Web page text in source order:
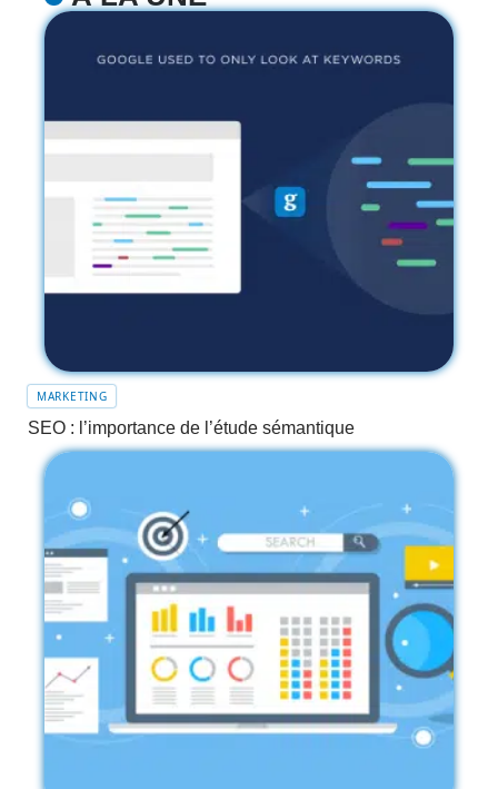
MARKETING
SEO : l’importance de l’étude sémantique